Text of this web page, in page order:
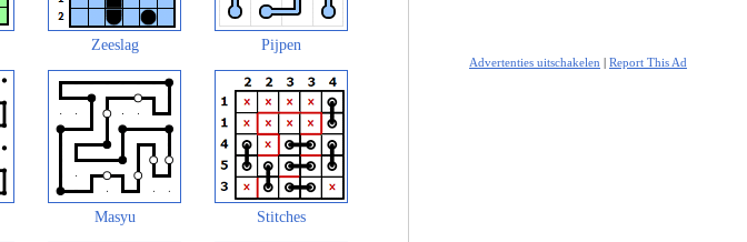
Zeeslag Pijpen
Masyu Stitches
Advertenties uitschakelen | Report This Ad